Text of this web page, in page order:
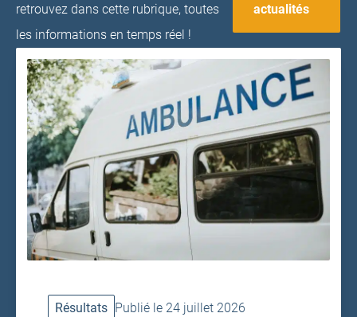
retrouvez dans cette rubrique, toutes
les informations en temps réel !
actualités
Résultats Publié le 24 juillet 2026